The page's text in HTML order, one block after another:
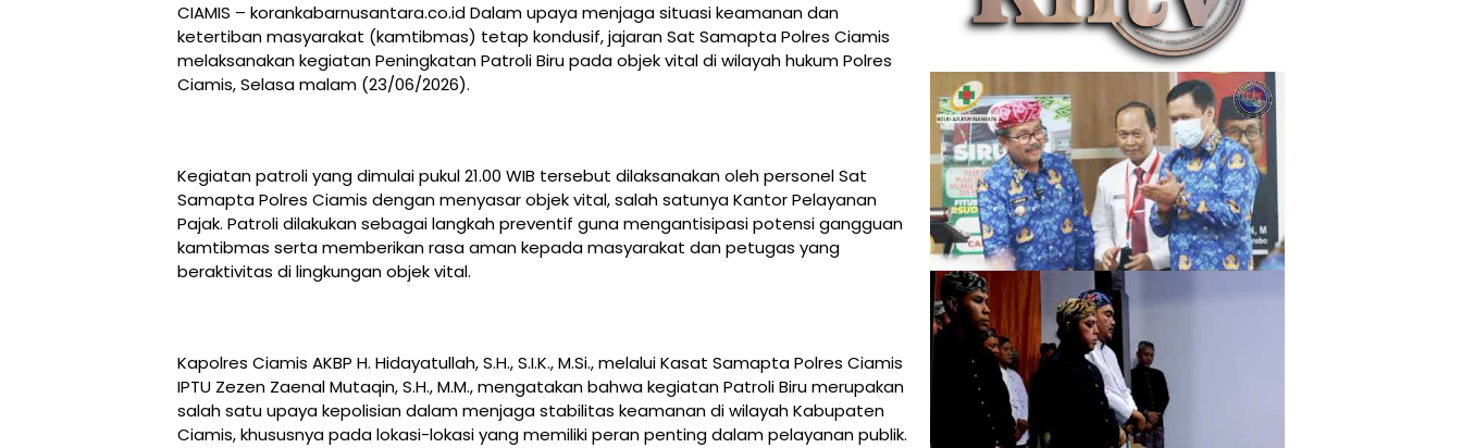
CIAMIS – korankabarnusantara.co.id Dalam upaya menjaga situasi keamanan dan
ketertiban masyarakat (kamtibmas) tetap kondusif, jajaran Sat Samapta Polres Ciamis
melaksanakan kegiatan Peningkatan Patroli Biru pada objek vital di wilayah hukum Polres
Ciamis, Selasa malam (23/06/2026).
Kegiatan patroli yang dimulai pukul 21.00 WIB tersebut dilaksanakan oleh personel Sat
Samapta Polres Ciamis dengan menyasar objek vital, salah satunya Kantor Pelayanan
Pajak. Patroli dilakukan sebagai langkah preventif guna mengantisipasi potensi gangguan
kamtibmas serta memberikan rasa aman kepada masyarakat dan petugas yang
beraktivitas di lingkungan objek vital.
Kapolres Ciamis AKBP H. Hidayatullah, S.H., S.I.K., M.Si., melalui Kasat Samapta Polres Ciamis
IPTU Zezen Zaenal Mutaqin, S.H., M.M., mengatakan bahwa kegiatan Patroli Biru merupakan
salah satu upaya kepolisian dalam menjaga stabilitas keamanan di wilayah Kabupaten
Ciamis, khususnya pada lokasi-lokasi yang memiliki peran penting dalam pelayanan publik.